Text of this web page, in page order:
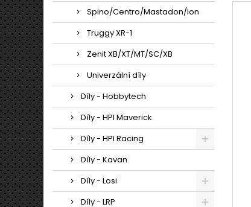
Spino/Centro/Mastadon/Ion
Truggy XR-1
Zenit XB/XT/MT/SC/XB
Univerzální díly
Díly - Hobbytech
Díly - HPI Maverick
Díly - HPI Racing
Díly - Kavan
Díly - Losi
Díly - LRP